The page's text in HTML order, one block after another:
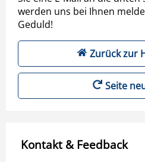
werden uns bei Ihnen
Geduld!
Zurück zur
Seite
Kontakt & Feedback